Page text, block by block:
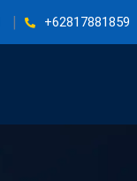
+62817881859